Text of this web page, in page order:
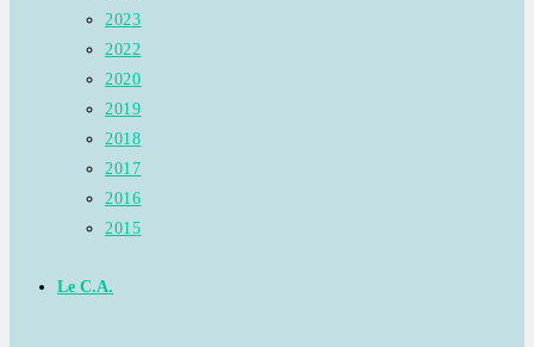
2023
2022
2020
2019
2018
2017
2016
2015
Le C.A.